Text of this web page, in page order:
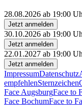
28.08.2026 ab 19:00
Jetzt anmelden
30.10.2026 ab 19:00
Jetzt anmelden
22.01.2027 ab 19:00
Jetzt anmelden
ImpressumDatenschutz
empfehlenSternzeichen
Face AugsburgFace to
Face BochumFace to